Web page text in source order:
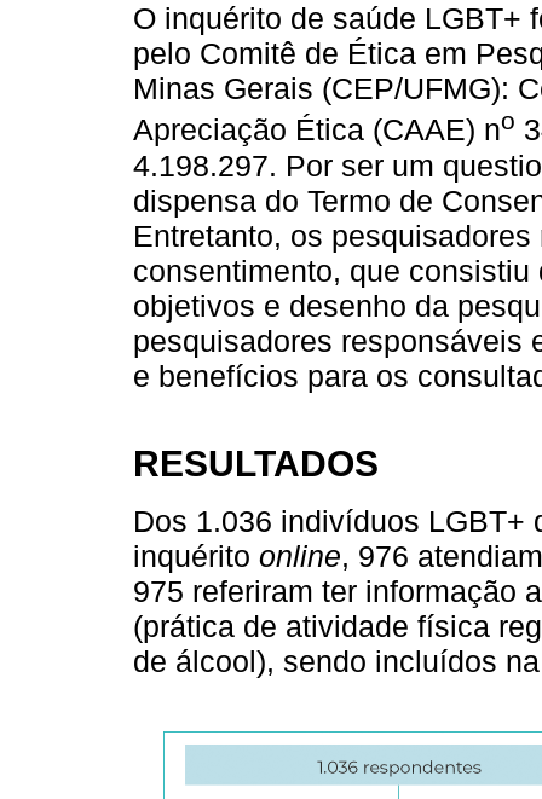
O inquérito de saúde LGBT+
pelo Comitê de Ética em
Minas Gerais (CEP/UFMG):
Apreciação Ética (CAAE) no
4.198.297. Por ser um
dispensa do Termo de
Entretanto, os
consentimento, que
objetivos e desenho da
pesquisadores responsáveis
e benefícios para os
RESULTADOS
Dos 1.036 indivíduos LGBT+
inquérito online, 976
975 referiram ter informação
(prática de atividade física
de álcool), sendo incluídos